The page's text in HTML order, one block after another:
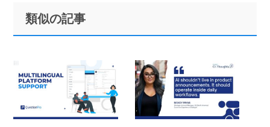
Primary
Sidebar
Footer
類似の記事